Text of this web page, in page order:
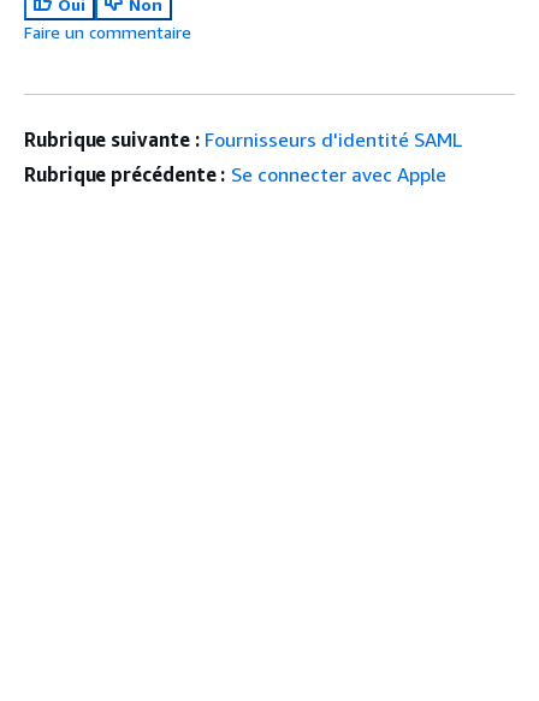
Faire un commentaire
Rubrique suivante : Fournisseurs d'identité SAML
Rubrique précédente : Se connecter avec Apple